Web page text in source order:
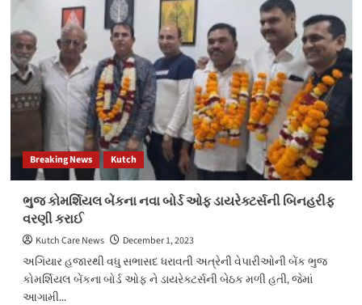
Breaking News Kutch
ભુજ કોમર્શિયલ બેંકના નવા બોર્ડ ઓફ ડાયરેક્ટર્સની બિનહરીફ
વરણી કરાઈ
Kutch Care News
December 1, 2023
અગિયાર હજારથી વધુ સભાસદ ધરાવતી અત્રેની વેપારીઓની બેંક ભુજ
કોમર્શિયલ બેંકના બોર્ડ ઓફ ને ડાયરેક્ટર્સની બેઠક મળી હતી, જેમાં
આગામી...